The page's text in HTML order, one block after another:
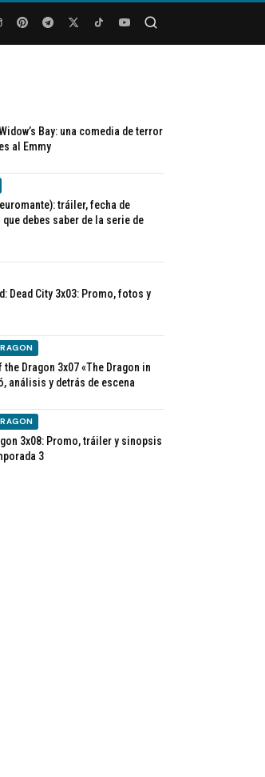
Bay: una comedia de terror
al Emmy
tráiler, fecha de
debes saber de la serie de
Dead City 3x03: Promo, fotos y
the Dragon 3x07 «The Dragon in
análisis y detrás de escena
3x08: Promo, tráiler y sinopsis
3